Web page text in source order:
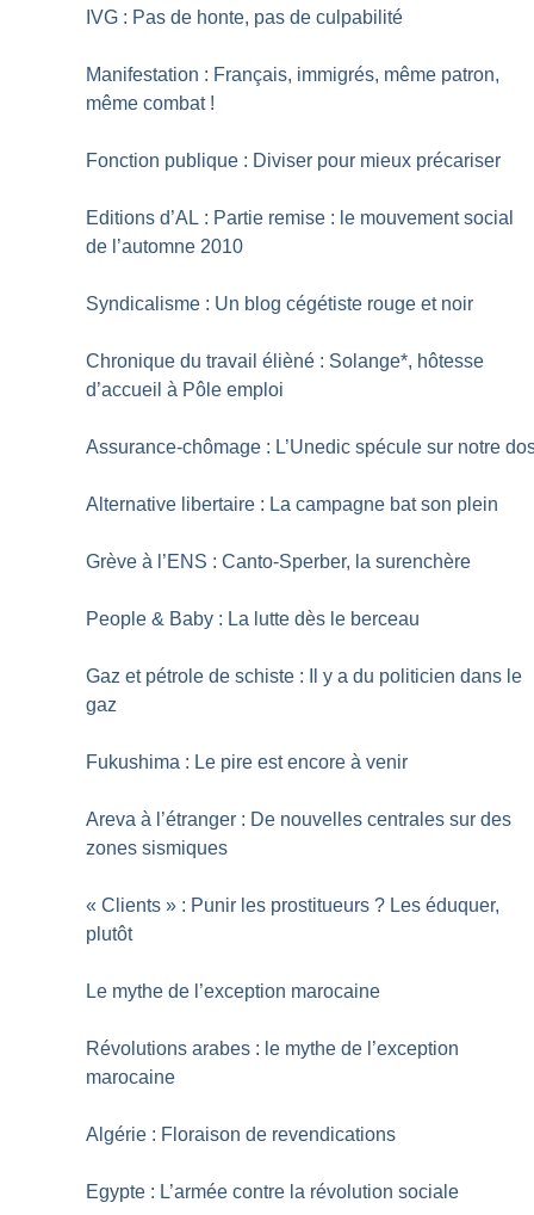
IVG : Pas de honte, pas de culpabilité
Manifestation : Français, immigrés, même patron,
même combat !
Fonction publique : Diviser pour mieux précariser
Editions d’AL : Partie remise : le mouvement social
de l’automne 2010
Syndicalisme : Un blog cégétiste rouge et noir
Chronique du travail élièné : Solange*, hôtesse
d’accueil à Pôle emploi
Assurance-chômage : L’Unedic spécule sur notre
Alternative libertaire : La campagne bat son plein
Grève à l’ENS : Canto-Sperber, la surenchère
People & Baby : La lutte dès le berceau
Gaz et pétrole de schiste : Il y a du politicien dans le
gaz
Fukushima : Le pire est encore à venir
Areva à l’étranger : De nouvelles centrales sur des
zones sismiques
« Clients » : Punir les prostitueurs ? Les éduquer,
plutôt
Le mythe de l’exception marocaine
Révolutions arabes : le mythe de l’exception
marocaine
Algérie : Floraison de revendications
Egypte : L’armée contre la révolution sociale